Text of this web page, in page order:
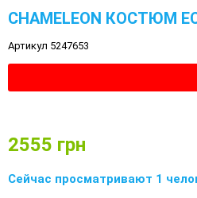
CHAMELEON КОСТЮМ
Артикул 5247653
2555 грн
Сейчас просматривают 1